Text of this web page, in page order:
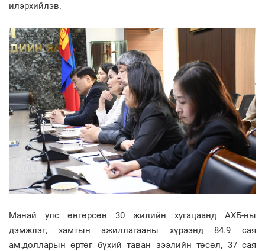
илэрхийлэв.
Манай улс өнгөрсөн 30 жилийн хугацаанд АХБ-ны
дэмжлэг, хамтын ажиллагааны хүрээнд 84.9 сая
ам.долларын өртөг бүхий таван зээлийн төсөл, 37 сая